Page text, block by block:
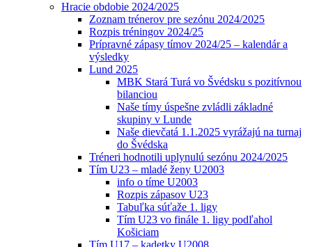
Hracie obdobie 2024/2025
Zoznam trénerov pre sezónu 2024/2025
Rozpis tréningov 2024/25
Prípravné zápasy tímov 2024/25 – kalendár a
výsledky
Lund 2025
MBK Stará Turá vo Švédsku s pozitívnou
bilanciou
Naše tímy úspešne zvládli základné
skupiny v Lunde
Naše dievčatá 1.1.2025 vyrážajú na turnaj
do Švédska
Tréneri hodnotili uplynulú sezónu 2024/2025
Tím U23 – mladé ženy U2003
info o tíme U2003
Rozpis zápasov U23
Tabuľka súťaže 1. ligy
Tím U23 vo finále 1. ligy podľahol
Košiciam
Tím U17 – kadetky U2008